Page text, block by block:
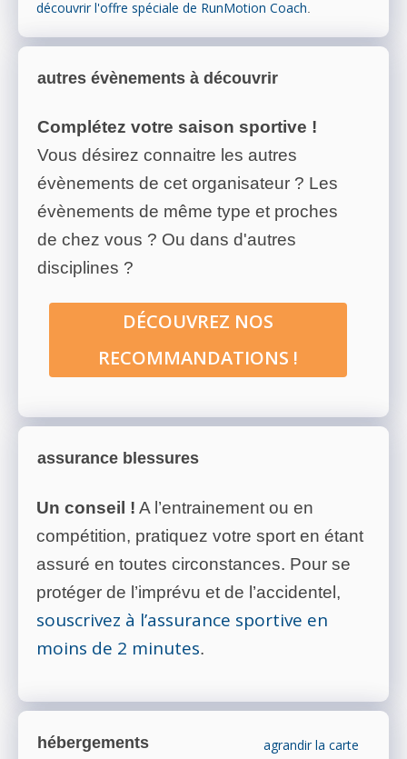
découvrir l'offre spéciale de RunMotion Coach.
autres évènements à découvrir
Complétez votre saison sportive !
Vous désirez connaitre les autres
évènements de cet organisateur ? Les
évènements de même type et proches
de chez vous ? Ou dans d'autres
disciplines ?
DÉCOUVREZ NOS
RECOMMANDATIONS !
assurance blessures
Un conseil ! A l’entrainement ou en
compétition, pratiquez votre sport en étant
assuré en toutes circonstances. Pour se
protéger de l’imprévu et de l’accidentel,
souscrivez à l’assurance sportive en
moins de 2 minutes.
hébergements
agrandir la carte